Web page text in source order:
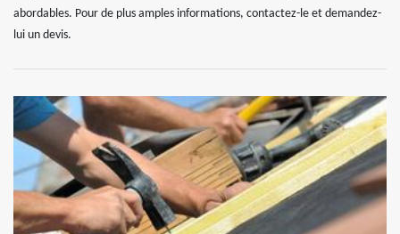
abordables. Pour de plus amples informations, contactez-le et demandez-
lui un devis.